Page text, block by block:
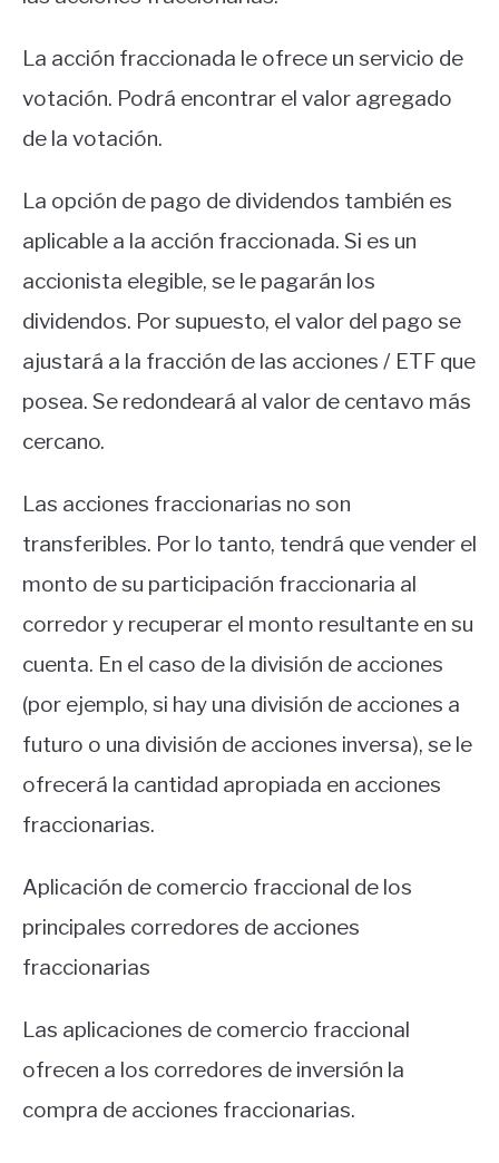
La acción fraccionada le ofrece un servicio de
votación. Podrá encontrar el valor agregado
de la votación.
La opción de pago de dividendos también es
aplicable a la acción fraccionada. Si es un
accionista elegible, se le pagarán los
dividendos. Por supuesto, el valor del pago se
ajustará a la fracción de las acciones / ETF que
posea. Se redondeará al valor de centavo más
cercano.
Las acciones fraccionarias no son
transferibles. Por lo tanto, tendrá que vender el
monto de su participación fraccionaria al
corredor y recuperar el monto resultante en su
cuenta. En el caso de la división de acciones
(por ejemplo, si hay una división de acciones a
futuro o una división de acciones inversa), se le
ofrecerá la cantidad apropiada en acciones
fraccionarias.
Aplicación de comercio fraccional de los
principales corredores de acciones
fraccionarias
Las aplicaciones de comercio fraccional
ofrecen a los corredores de inversión la
compra de acciones fraccionarias.